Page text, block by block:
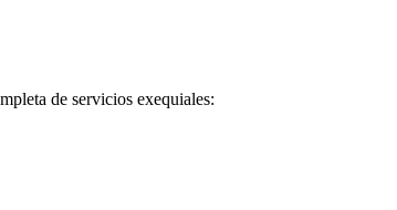
de servicios exequiales: